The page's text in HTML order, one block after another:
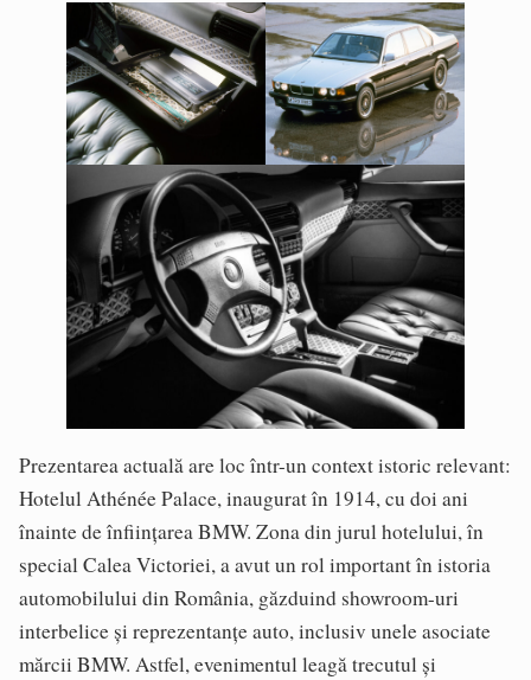
Prezentarea actuală are loc într-un context istoric relevant:
Hotelul Athénée Palace, inaugurat în 1914, cu doi ani
înainte de înființarea BMW. Zona din jurul hotelului, în
special Calea Victoriei, a avut un rol important în istoria
automobilului din România, găzduind showroom-uri
interbelice și reprezentanțe auto, inclusiv unele asociate
mărcii BMW. Astfel, evenimentul leagă trecutul și